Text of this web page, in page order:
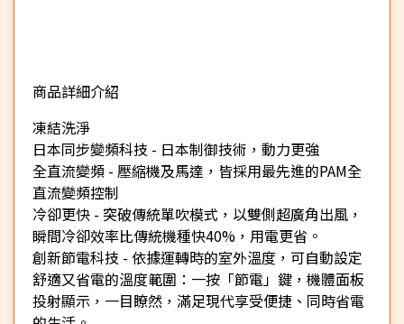
商品詳細介紹
凍結洗淨
日本同步變頻科技 - 日本制御技術，動力更強
全直流變頻 - 壓縮機及馬達，皆採用最先進的PAM全
直流變頻控制
冷卻更快 - 突破傳統單吹模式，以雙側超廣角出風，
瞬間冷卻效率比傳統機種快40%，用電更省。
創新節電科技 - 依據運轉時的室外溫度，可自動設定
舒適又省電的溫度範圍：一按「節電」鍵，機體面板
投射顯示，一目瞭然，滿足現代享受便捷、同時省電